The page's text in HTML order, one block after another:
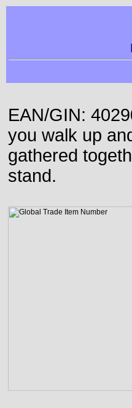
EAN/GIN:
you walk up
gathered
stand.